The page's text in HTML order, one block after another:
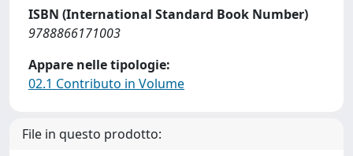
ISBN (International Standard Book Number)
9788866171003
Appare nelle tipologie:
02.1 Contributo in Volume
File in questo prodotto: